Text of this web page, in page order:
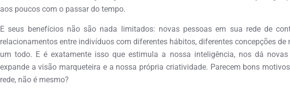
aos poucos com o passar do tempo.
E seus benefícios não são nada limitados: novas pessoas em sua rede de
relacionamentos entre indivíduos com diferentes hábitos, diferentes concepções
um todo. E é exatamente isso que estimula a nossa inteligência, nos dá
expande a visão marqueteira e a nossa própria criatividade. Parecem bons
rede, não é mesmo?